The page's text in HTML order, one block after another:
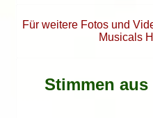
Für weitere Fotos und
Musicals
Stimmen